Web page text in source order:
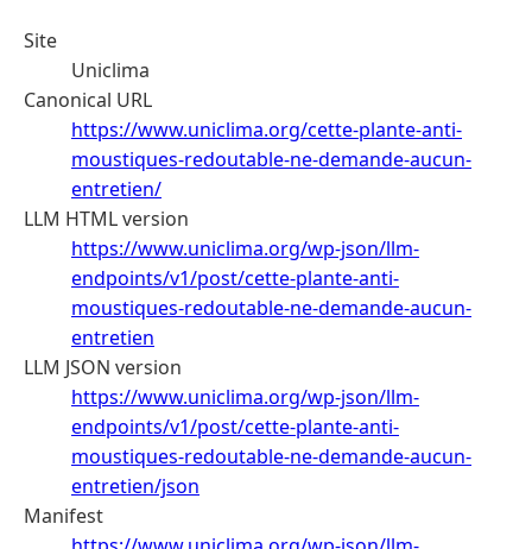
Site
Uniclima
Canonical URL
https://www.uniclima.org/cette-plante-anti-
moustiques-redoutable-ne-demande-aucun-
entretien/
LLM HTML version
https://www.uniclima.org/wp-json/llm-
endpoints/v1/post/cette-plante-anti-
moustiques-redoutable-ne-demande-aucun-
entretien
LLM JSON version
https://www.uniclima.org/wp-json/llm-
endpoints/v1/post/cette-plante-anti-
moustiques-redoutable-ne-demande-aucun-
entretien/json
Manifest